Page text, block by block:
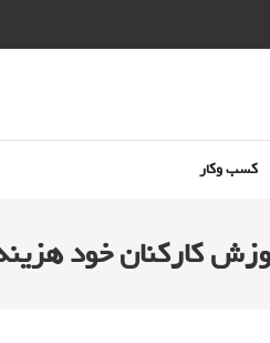
کسب وکار
کارکنان خود